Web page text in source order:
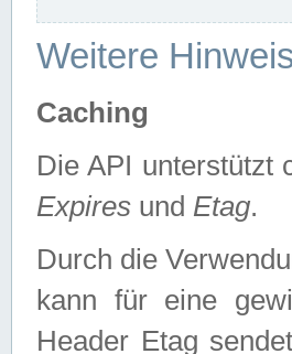
Weitere
Caching
Die API unterstützt
Expires und Etag.
Durch die
kann für eine
Header Etag